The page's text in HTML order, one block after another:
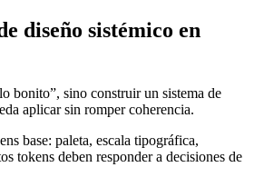
diseño sistémico en
bonito”, sino construir un sistema de
aplicar sin romper coherencia.
base: paleta, escala tipográfica,
tokens deben responder a decisiones de